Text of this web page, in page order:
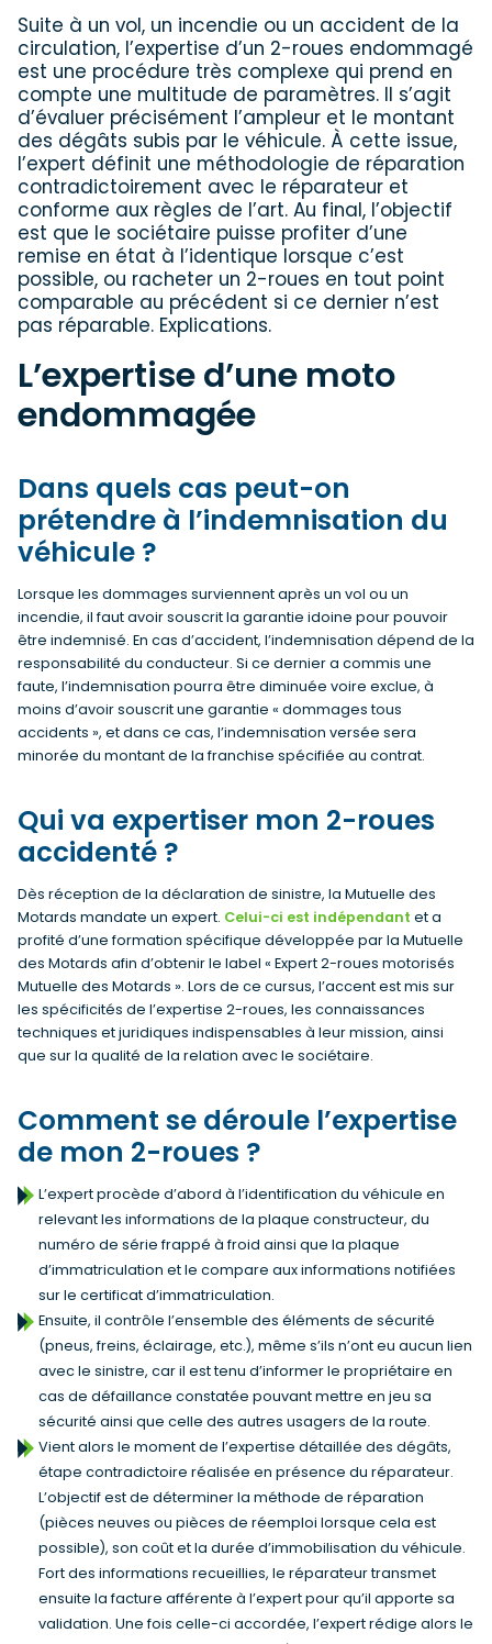
Suite à un vol, un incendie ou un accident de la
circulation, l’expertise d’un 2-roues endommagé
est une procédure très complexe qui prend en
compte une multitude de paramètres. Il s’agit
d’évaluer précisément l’ampleur et le montant
des dégâts subis par le véhicule. À cette issue,
l’expert définit une méthodologie de réparation
contradictoirement avec le réparateur et
conforme aux règles de l’art. Au final, l’objectif
est que le sociétaire puisse profiter d’une
remise en état à l’identique lorsque c’est
possible, ou racheter un 2-roues en tout point
comparable au précédent si ce dernier n’est
pas réparable. Explications.
L’expertise d’une moto
endommagée
Dans quels cas peut-on
prétendre à l’indemnisation du
véhicule ?
Lorsque les dommages surviennent après un vol ou un
incendie, il faut avoir souscrit la garantie idoine pour pouvoir
être indemnisé. En cas d’accident, l’indemnisation dépend de la
responsabilité du conducteur. Si ce dernier a commis une
faute, l’indemnisation pourra être diminuée voire exclue, à
moins d’avoir souscrit une garantie « dommages tous
accidents », et dans ce cas, l’indemnisation versée sera
minorée du montant de la franchise spécifiée au contrat.
Qui va expertiser mon 2-roues
accidenté ?
Dès réception de la déclaration de sinistre, la Mutuelle des
Motards mandate un expert. Celui-ci est indépendant et a
profité d’une formation spécifique développée par la Mutuelle
des Motards afin d’obtenir le label « Expert 2-roues motorisés
Mutuelle des Motards ». Lors de ce cursus, l’accent est mis sur
les spécificités de l’expertise 2-roues, les connaissances
techniques et juridiques indispensables à leur mission, ainsi
que sur la qualité de la relation avec le sociétaire.
Comment se déroule l’expertise
de mon 2-roues ?
L’expert procède d’abord à l’identification du véhicule en
relevant les informations de la plaque constructeur, du
numéro de série frappé à froid ainsi que la plaque
d’immatriculation et le compare aux informations notifiées
sur le certificat d’immatriculation.
Ensuite, il contrôle l’ensemble des éléments de sécurité
(pneus, freins, éclairage, etc.), même s’ils n’ont eu aucun lien
avec le sinistre, car il est tenu d’informer le propriétaire en
cas de défaillance constatée pouvant mettre en jeu sa
sécurité ainsi que celle des autres usagers de la route.
Vient alors le moment de l’expertise détaillée des dégâts,
étape contradictoire réalisée en présence du réparateur.
L’objectif est de déterminer la méthode de réparation
(pièces neuves ou pièces de réemploi lorsque cela est
possible), son coût et la durée d’immobilisation du véhicule.
Fort des informations recueillies, le réparateur transmet
ensuite la facture afférente à l’expert pour qu’il apporte sa
validation. Une fois celle-ci accordée, l’expert rédige alors le